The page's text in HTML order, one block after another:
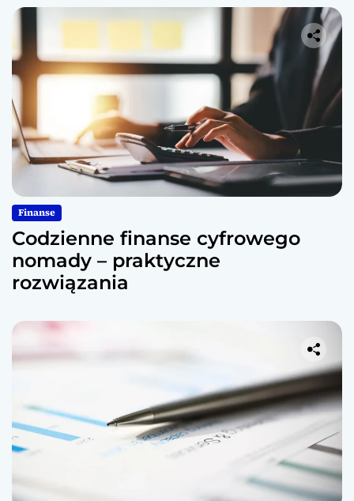
Finanse
Codzienne finanse cyfrowego
nomady – praktyczne
rozwiązania